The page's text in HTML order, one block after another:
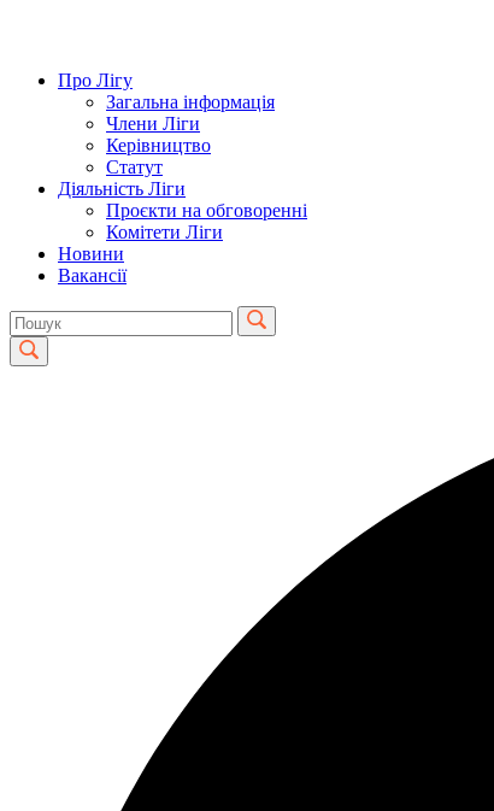
Про Лігу
Загальна інформація
Члени Ліги
Керівництво
Статут
Діяльність Ліги
Проєкти на обговоренні
Комітети Ліги
Новини
Вакансії